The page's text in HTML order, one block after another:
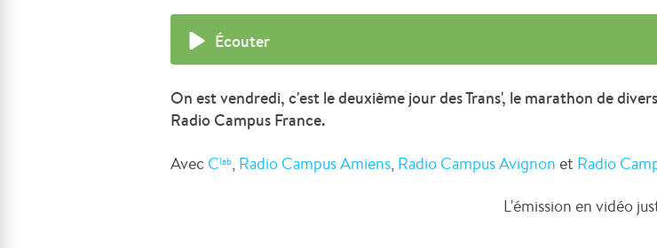
Écouter
On est vendredi, c'est le deuxième jour des Trans', le marathon de
Radio Campus France.
Avec Clab, Radio Campus Amiens, Radio Campus Avignon et Radio
L'émission en vidéo